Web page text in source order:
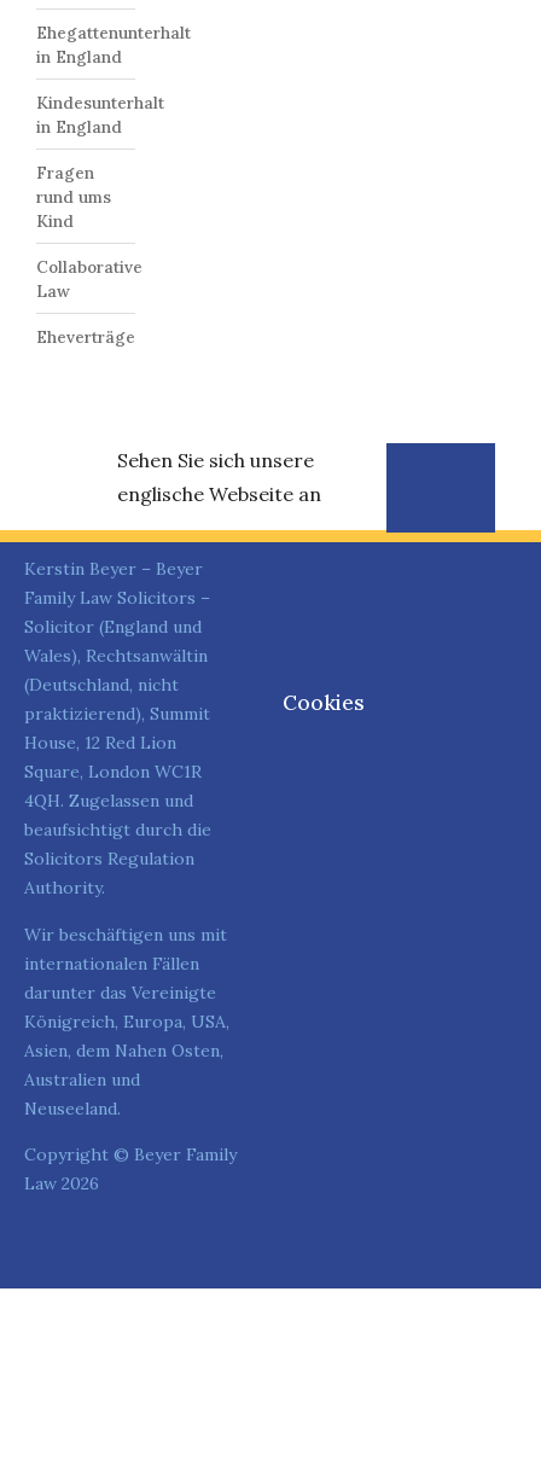
Ehegattenunterhalt
in England
Kindesunterhalt
in England
Fragen
rund ums
Kind
Collaborative
Law
Eheverträge
Sehen Sie sich unsere
englische Webseite an
Kerstin Beyer – Beyer
Family Law Solicitors –
Solicitor (England und
Wales), Rechtsanwältin
(Deutschland, nicht
praktizierend), Summit
House, 12 Red Lion
Square, London WC1R
4QH. Zugelassen und
beaufsichtigt durch die
Solicitors Regulation
Authority.
Wir beschäftigen uns mit
internationalen Fällen
darunter das Vereinigte
Königreich, Europa, USA,
Asien, dem Nahen Osten,
Australien und
Neuseeland.
Copyright © Beyer Family
Law 2026
Cookies